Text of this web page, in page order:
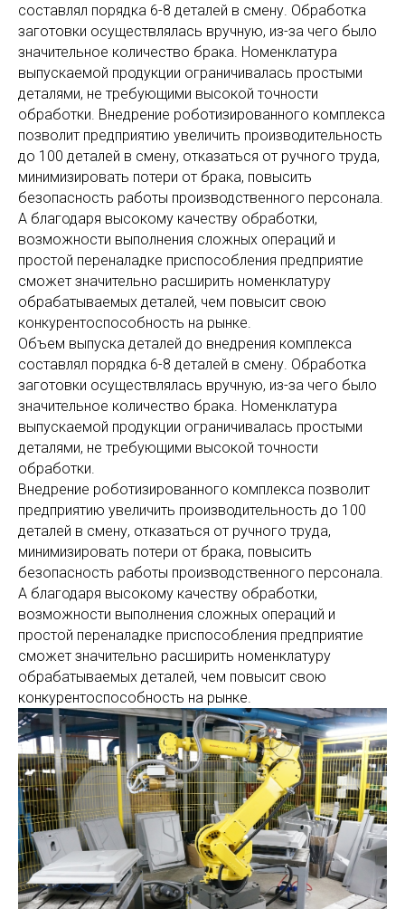
составлял порядка 6-8 деталей в смену. Обработка
заготовки осуществлялась вручную, из-за чего было
значительное количество брака. Номенклатура
выпускаемой продукции ограничивалась простыми
деталями, не требующими высокой точности
обработки. Внедрение роботизированного комплекса
позволит предприятию увеличить производительность
до 100 деталей в смену, отказаться от ручного труда,
минимизировать потери от брака, повысить
безопасность работы производственного персонала.
А благодаря высокому качеству обработки,
возможности выполнения сложных операций и
простой переналадке приспособления предприятие
сможет значительно расширить номенклатуру
обрабатываемых деталей, чем повысит свою
конкурентоспособность на рынке.
Объем выпуска деталей до внедрения комплекса
составлял порядка 6-8 деталей в смену. Обработка
заготовки осуществлялась вручную, из-за чего было
значительное количество брака. Номенклатура
выпускаемой продукции ограничивалась простыми
деталями, не требующими высокой точности
обработки.
Внедрение роботизированного комплекса позволит
предприятию увеличить производительность до 100
деталей в смену, отказаться от ручного труда,
минимизировать потери от брака, повысить
безопасность работы производственного персонала.
А благодаря высокому качеству обработки,
возможности выполнения сложных операций и
простой переналадке приспособления предприятие
сможет значительно расширить номенклатуру
обрабатываемых деталей, чем повысит свою
конкурентоспособность на рынке.